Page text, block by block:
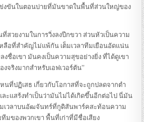
งขันในตอนบ่ายที่มันขาดในพื้นที่ส่วนใหญ่ของ
สวยงามในการวิ่งลงปีกขวา ส่วนหัวเป็นความ
ลือที่สําคัญไม่แพ้กัน เต็มเวลาทีมเยือนอัดแน่น
งชื่อเขา มันคงเป็นความสุขอย่างยิ่ง ที่ได้ดูเขา
จริงมากสําหรับเอฟเวอร์ตัน”
นที่ปฏิเสธ เกี่ยวกับโอกาสที่จะถูกปลดจากตํา
ะแสร้งทําเป็นว่ามันไม่ได้เกิดขึ้นอีกต่อไป นี่มัน
มเวลาบนอัฒจันทร์ที่กูดิสันพาร์คสะท้อนความ
มของพวกเขา พื้นที่เก่าที่มีชื่อเสียง